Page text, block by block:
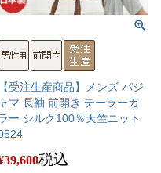
【受注生産商品】メンズ パジ
ャマ 長袖 前開き テーラーカ
ー シルク100％天竺ニット
39,600税込